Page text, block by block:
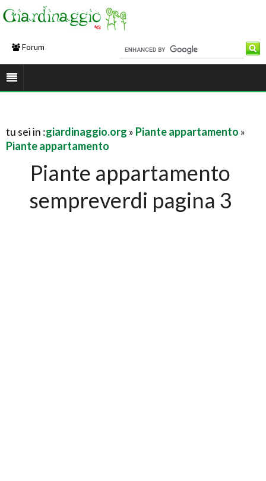
Forum
tu sei in :giardinaggio.org » Piante appartamento »
Piante appartamento
Piante appartamento
sempreverdi pagina 3